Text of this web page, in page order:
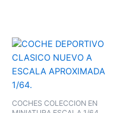
COCHES COLECCION EN